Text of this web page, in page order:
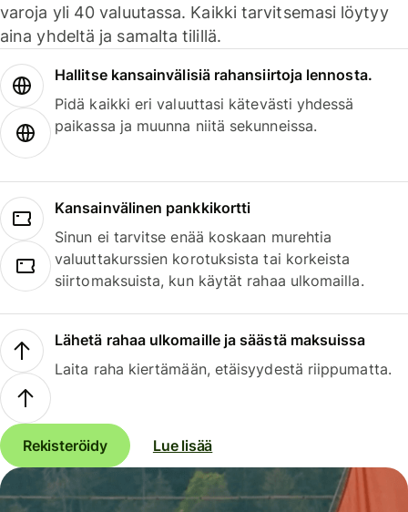
varoja yli 40 valuutassa. Kaikki tarvitsemasi löytyy
aina yhdeltä ja samalta tilillä.
Hallitse kansainvälisiä rahansiirtoja lennosta.
Pidä kaikki eri valuuttasi kätevästi yhdessä
paikassa ja muunna niitä sekunneissa.
Kansainvälinen pankkikortti
Sinun ei tarvitse enää koskaan murehtia
valuuttakurssien korotuksista tai korkeista
siirtomaksuista, kun käytät rahaa ulkomailla.
Lähetä rahaa ulkomaille ja säästä maksuissa
Laita raha kiertämään, etäisyydestä riippumatta.
Rekisteröidy Lue lisää